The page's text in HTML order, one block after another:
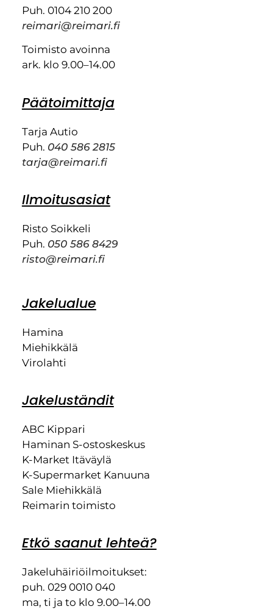
Puh. 0104 210 200
reimari@reimari.fi
Toimisto avoinna
ark. klo 9.00–14.00
Päätoimittaja
Tarja Autio
Puh. 040 586 2815
tarja@reimari.fi
Ilmoitusasiat
Risto Soikkeli
Puh. 050 586 8429
risto@reimari.fi
Jakelualue
Hamina
Miehikkälä
Virolahti
Jakeluständit
ABC Kippari
Haminan S-ostoskeskus
K-Market Itäväylä
K-Supermarket Kanuuna
Sale Miehikkälä
Reimarin toimisto
Etkö saanut lehteä?
Jakeluhäiriöilmoitukset:
puh. 029 0010 040
ma, ti ja to klo 9.00–14.00